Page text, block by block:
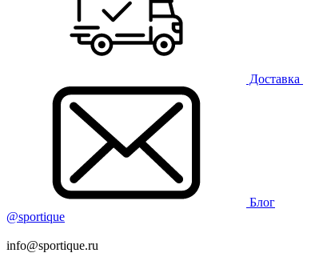
Доставка
Блог
@sportique
info@sportique.ru